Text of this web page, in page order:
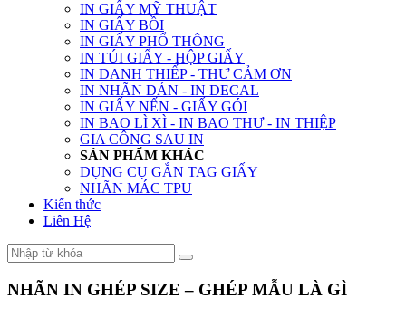
IN GIẤY MỸ THUẬT
IN GIẤY BỒI
IN GIẤY PHỔ THÔNG
IN TÚI GIẤY - HỘP GIẤY
IN DANH THIẾP - THƯ CẢM ƠN
IN NHÃN DÁN - IN DECAL
IN GIẤY NẾN - GIẤY GÓI
IN BAO LÌ XÌ - IN BAO THƯ - IN THIỆP
GIA CÔNG SAU IN
SẢN PHẨM KHÁC
DỤNG CỤ GẮN TAG GIẤY
NHÃN MÁC TPU
Kiến thức
Liên Hệ
NHÃN IN GHÉP SIZE – GHÉP MẪU LÀ GÌ